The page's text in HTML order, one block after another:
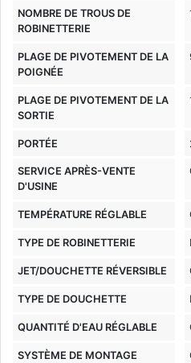
NOMBRE DE TROUS DE
ROBINETTERIE
PLAGE DE PIVOTEMENT DE LA
POIGNÉE
PLAGE DE PIVOTEMENT DE LA
SORTIE
PORTÉE
SERVICE APRÈS-VENTE
D'USINE
TEMPÉRATURE RÉGLABLE
TYPE DE ROBINETTERIE
JET/DOUCHETTE RÉVERSIBLE
TYPE DE DOUCHETTE
QUANTITÉ D'EAU RÉGLABLE
SYSTÈME DE MONTAGE